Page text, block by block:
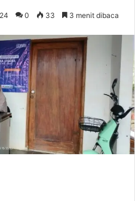
0 33 3 menit dibaca